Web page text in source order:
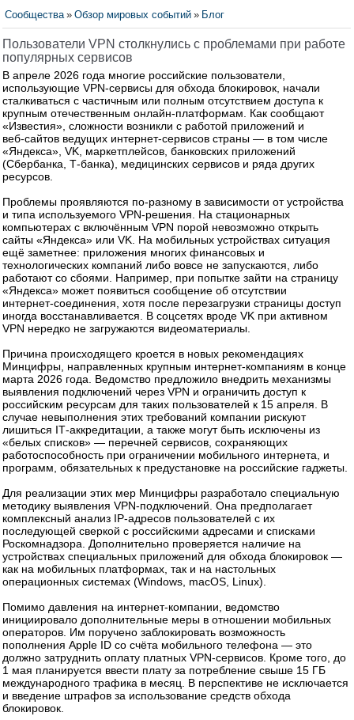
Сообщества » Обзор мировых событий » Блог
Пользователи VPN столкнулись с проблемами при работе
популярных сервисов
В апреле 2026 года многие российские пользователи,
использующие VPN‑сервисы для обхода блокировок, начали
сталкиваться с частичным или полным отсутствием доступа к
крупным отечественным онлайн‑платформам. Как сообщают
«Известия», сложности возникли с работой приложений и
веб‑сайтов ведущих интернет‑сервисов страны — в том числе
«Яндекса», VK, маркетплейсов, банковских приложений
(Сбербанка, Т‑банка), медицинских сервисов и ряда других
ресурсов.
Проблемы проявляются по‑разному в зависимости от устройства
и типа используемого VPN‑решения. На стационарных
компьютерах с включённым VPN порой невозможно открыть
сайты «Яндекса» или VK. На мобильных устройствах ситуация
ещё заметнее: приложения многих финансовых и
технологических компаний либо вовсе не запускаются, либо
работают со сбоями. Например, при попытке зайти на страницу
«Яндекса» может появиться сообщение об отсутствии
интернет‑соединения, хотя после перезагрузки страницы доступ
иногда восстанавливается. В соцсетях вроде VK при активном
VPN нередко не загружаются видеоматериалы.
Причина происходящего кроется в новых рекомендациях
Минцифры, направленных крупным интернет‑компаниям в конце
марта 2026 года. Ведомство предложило внедрить механизмы
выявления подключений через VPN и ограничить доступ к
российским ресурсам для таких пользователей к 15 апреля. В
случае невыполнения этих требований компании рискуют
лишиться IT‑аккредитации, а также могут быть исключены из
«белых списков» — перечней сервисов, сохраняющих
работоспособность при ограничении мобильного интернета, и
программ, обязательных к предустановке на российские гаджеты.
Для реализации этих мер Минцифры разработало специальную
методику выявления VPN‑подключений. Она предполагает
комплексный анализ IP‑адресов пользователей с их
последующей сверкой с российскими адресами и списками
Роскомнадзора. Дополнительно проверяется наличие на
устройствах специальных приложений для обхода блокировок —
как на мобильных платформах, так и на настольных
операционных системах (Windows, macOS, Linux).
Помимо давления на интернет‑компании, ведомство
инициировало дополнительные меры в отношении мобильных
операторов. Им поручено заблокировать возможность
пополнения Apple ID со счёта мобильного телефона — это
должно затруднить оплату платных VPN‑сервисов. Кроме того, до
1 мая планируется ввести плату за потребление свыше 15 ГБ
международного трафика в месяц. В перспективе не исключается
и введение штрафов за использование средств обхода
блокировок.